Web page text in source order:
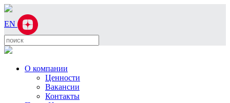
EN
О компании
Ценности
Вакансии
Контакты